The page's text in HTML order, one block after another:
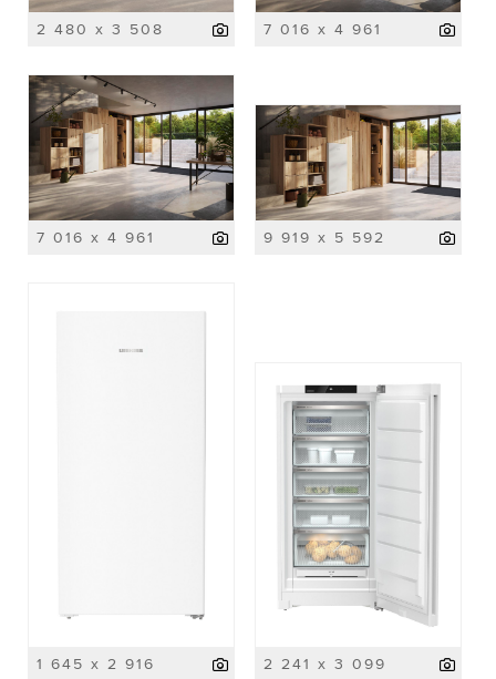
2 480 x 3 508 7 016 x 4 961
7 016 x 4 961 9 919 x 5 592
1 645 x 2 916 2 241 x 3 099